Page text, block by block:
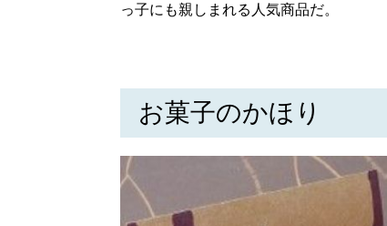
っ子にも親しまれる人気商品だ。
お菓子のかほり